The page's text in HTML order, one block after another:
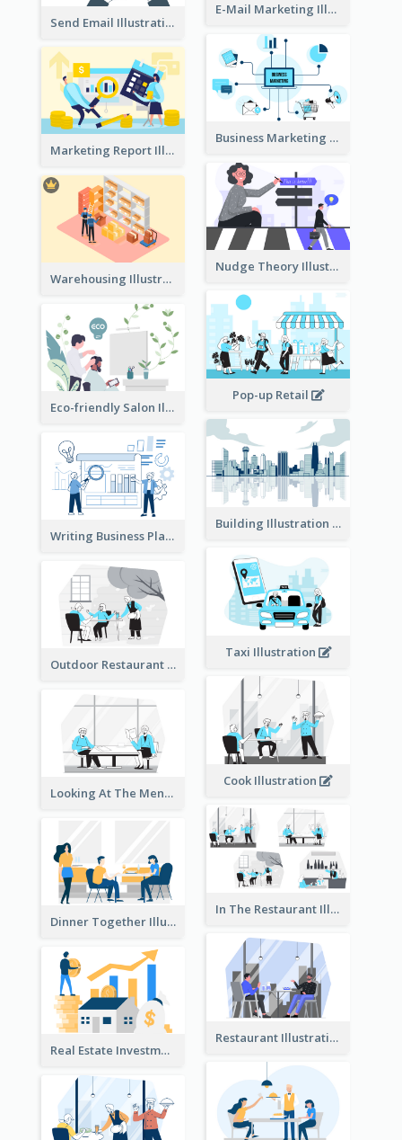
E-Mail Marketing Illustration
Send Email Illustration
Business Marketing
Marketing Report Illustration
Nudge Theory Illustration
Warehousing Illustration
Pop-up Retail
Eco-friendly Salon Illustration
Building Illustration
Writing Business Plan Illustration
Taxi Illustration
Outdoor Restaurant Illustration
Cook Illustration
Looking At The Menu Illustration
In The Restaurant Illustration
Dinner Together Illustration
Restaurant Illustration
Real Estate Investment Illustration